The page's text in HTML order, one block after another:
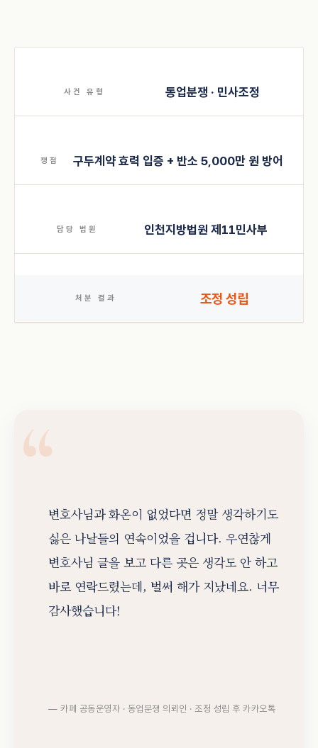
사건 유형 동업분쟁 · 민사조정
쟁점 구두계약 효력 입증 + 반소 5,000만 원 방어
담당 법원 인천지방법원 제11민사부
처분 결과 조정 성립
변호사님과 화온이 없었다면 정말 생각하기도
싫은 나날들의 연속이었을 겁니다. 우연찮게
변호사님 글을 보고 다른 곳은 생각도 안 하고
바로 연락드렸는데, 벌써 해가 지났네요. 너무
감사했습니다!
카페 공동운영자 · 동업분쟁 의뢰인 · 조정 성립 후 카카오톡